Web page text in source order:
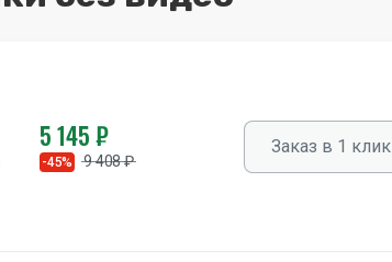
5 145 ₽
-45% 9 408 ₽
Заказ в 1 клик